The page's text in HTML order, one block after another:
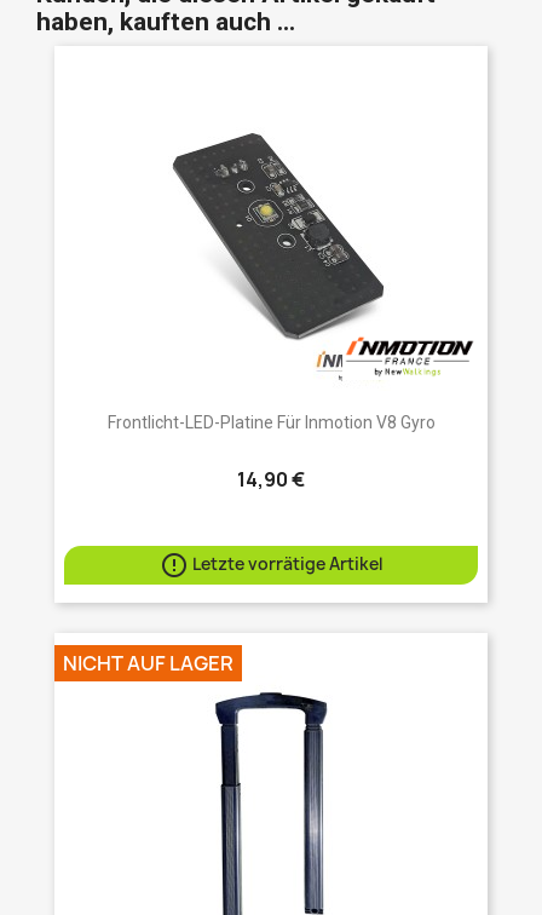
haben, kauften auch ...
Frontlicht-LED-Platine Für Inmotion V8 Gyro
14,90 €
 Letzte vorrätige Artikel
NICHT AUF LAGER